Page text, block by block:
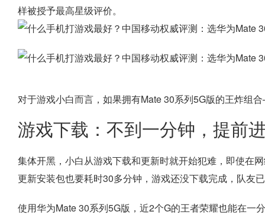
样被授予最高星级评价。
对于游戏小白而言，如果拥有Mate 30系列5G版的王炸
游戏下载：不到一分钟，提前
集体开黑，小白从游戏下载和更新时就开始犯难，即使在
更新安装包也要耗时30多分钟，游戏还没下载完成，队友
使用华为Mate 30系列5G版，近2个G的王者荣耀也能在一